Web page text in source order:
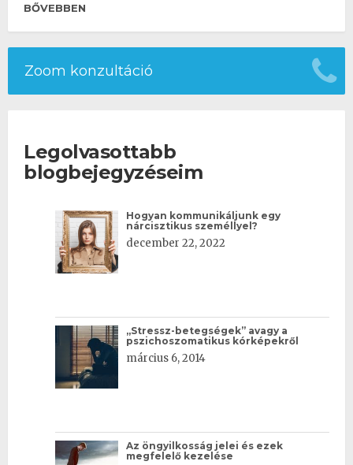
BŐVEBBEN
Zoom konzultáció
Legolvasottabb
blogbejegyzéseim
Hogyan kommunikáljunk egy
nárcisztikus személlyel?
december 22, 2022
„Stressz-betegségek” avagy a
pszichoszomatikus kórképekről
március 6, 2014
Az öngyilkosság jelei és ezek
megfelelő kezelése